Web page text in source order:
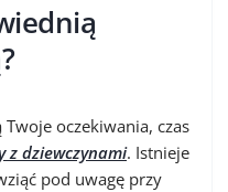
oczekiwania, czas
z dziewczynami. Istnieje
pod uwagę przy